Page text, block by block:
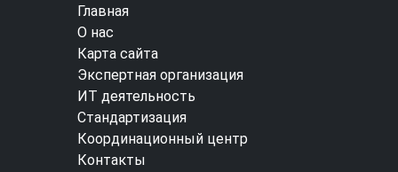
Главная
О нас
Карта сайта
Экспертная организация
ИТ деятельность
Стандартизация
Координационный центр
Контакты